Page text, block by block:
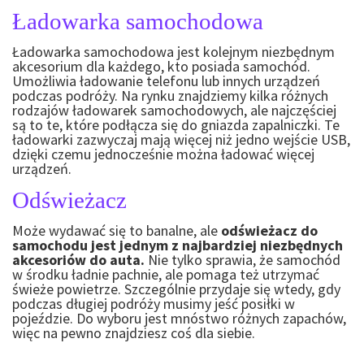
Ładowarka samochodowa
Ładowarka samochodowa jest kolejnym niezbędnym
akcesorium dla każdego, kto posiada samochód.
Umożliwia ładowanie telefonu lub innych urządzeń
podczas podróży. Na rynku znajdziemy kilka różnych
rodzajów ładowarek samochodowych, ale najczęściej
są to te, które podłącza się do gniazda zapalniczki. Te
ładowarki zazwyczaj mają więcej niż jedno wejście USB,
dzięki czemu jednocześnie można ładować więcej
urządzeń.
Odświeżacz
Może wydawać się to banalne, ale odświeżacz do
samochodu jest jednym z najbardziej niezbędnych
akcesoriów do auta. Nie tylko sprawia, że samochód
w środku ładnie pachnie, ale pomaga też utrzymać
świeże powietrze. Szczególnie przydaje się wtedy, gdy
podczas długiej podróży musimy jeść posiłki w
pojeździe. Do wyboru jest mnóstwo różnych zapachów,
więc na pewno znajdziesz coś dla siebie.